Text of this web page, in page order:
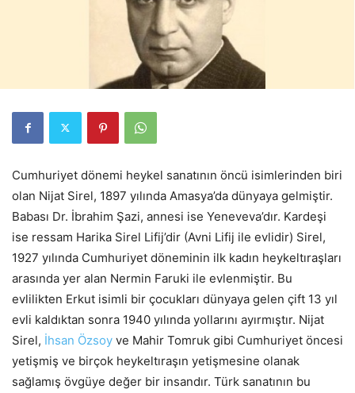
Cumhuriyet dönemi heykel sanatının öncü isimlerinden biri
olan Nijat Sirel, 1897 yılında Amasya’da dünyaya gelmiştir.
Babası Dr. İbrahim Şazi, annesi ise Yeneveva’dır. Kardeşi
ise ressam Harika Sirel Lifij’dir (Avni Lifij ile evlidir) Sirel,
1927 yılında Cumhuriyet döneminin ilk kadın heykeltıraşları
arasında yer alan Nermin Faruki ile evlenmiştir. Bu
evlilikten Erkut isimli bir çocukları dünyaya gelen çift 13 yıl
evli kaldıktan sonra 1940 yılında yollarını ayırmıştır. Nijat
Sirel, İhsan Özsoy ve Mahir Tomruk gibi Cumhuriyet öncesi
yetişmiş ve birçok heykeltıraşın yetişmesine olanak
sağlamış övgüye değer bir insandır. Türk sanatının bu